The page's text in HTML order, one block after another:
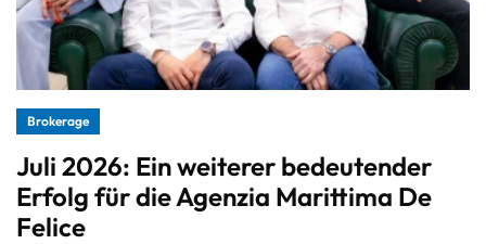
Brokerage
Juli 2026: Ein weiterer bedeutender
Erfolg für die Agenzia Marittima De
Felice